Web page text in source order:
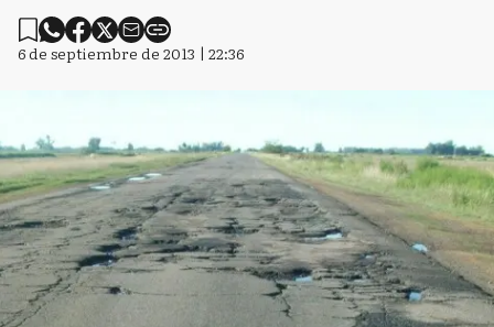
6 de septiembre de 2013 | 22:36